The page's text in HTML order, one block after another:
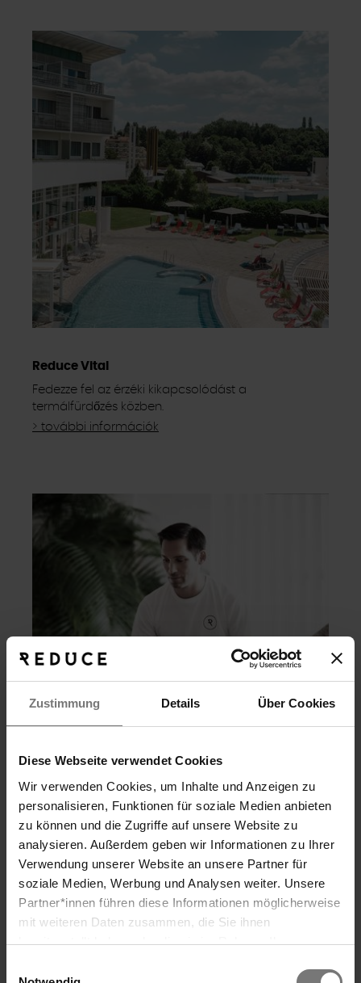
Zustimmung Details Über Cookies
Diese Webseite verwendet Cookies
Wir verwenden Cookies, um Inhalte und Anzeigen zu
personalisieren, Funktionen für soziale Medien anbieten
zu können und die Zugriffe auf unsere Website zu
analysieren. Außerdem geben wir Informationen zu Ihrer
Verwendung unserer Website an unsere Partner für
soziale Medien, Werbung und Analysen weiter. Unsere
Partner*innen führen diese Informationen möglicherweise
mit weiteren Daten zusammen, die Sie ihnen
bereitgestellt haben oder die sie im Rahmen Ihrer
Cookies und ähnliche Technologien (Tracking-Pixel),
Reduce Vital
Fedezze fel az érzéki kikapcsolódást a
termálfürdőzés közben.
> további információk
Személyi edzés
A nordic walkingtól a tornán át a célzott erősítő
edzésig.
> további információk
Keresés